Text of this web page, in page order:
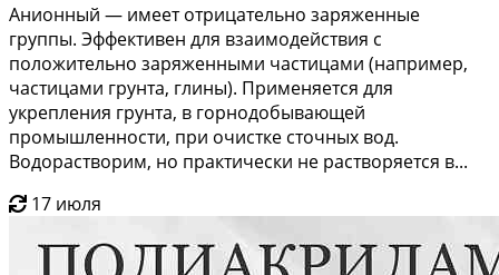
Анионный — имеет отрицательно заряженные
группы. Эффективен для взаимодействия с
положительно заряженными частицами (например,
частицами грунта, глины). Применяется для
укрепления грунта, в горнодобывающей
промышленности, при очистке сточных вод.
Водорастворим, но практически не растворяется в...
17 июля